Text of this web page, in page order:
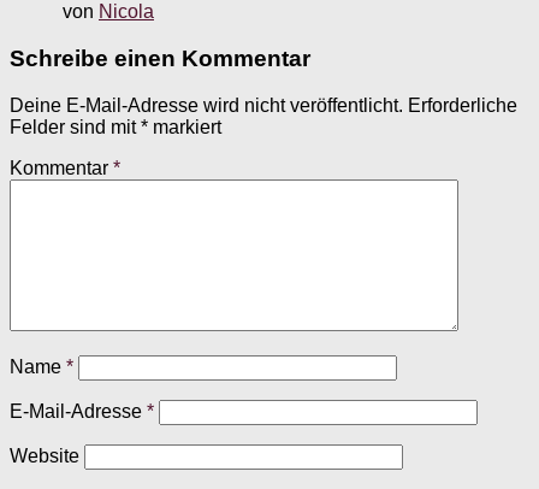
von Nicola
Schreibe einen Kommentar
Deine E-Mail-Adresse wird nicht veröffentlicht. Erforderliche
Felder sind mit* markiert
Kommentar *
Name *
E-Mail-Adresse *
Website